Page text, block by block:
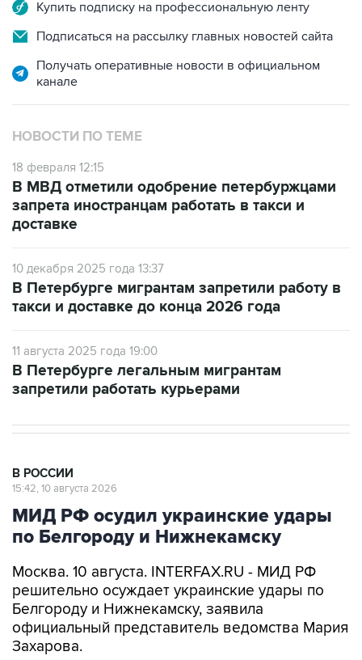
Купить подписку на профессиональную ленту
Подписаться на рассылку главных новостей сайта
Получать оперативные новости в официальном
канале
НОВОСТИ ПО ТЕМЕ
18 февраля 12:15
В МВД отметили одобрение петербуржцами
запрета иностранцам работать в такси и
доставке
10 декабря 2025 года 13:37
В Петербурге мигрантам запретили работу в
такси и доставке до конца 2026 года
11 августа 2025 года 19:00
В Петербурге легальным мигрантам
запретили работать курьерами
В РОССИИ
15:42, 10 августа 2026
МИД РФ осудил украинские удары
по Белгороду и Нижнекамску
Москва. 10 августа. INTERFAX.RU - МИД РФ
решительно осуждает украинские удары по
Белгороду и Нижнекамску, заявила
официальный представитель ведомства Мария
Захарова.